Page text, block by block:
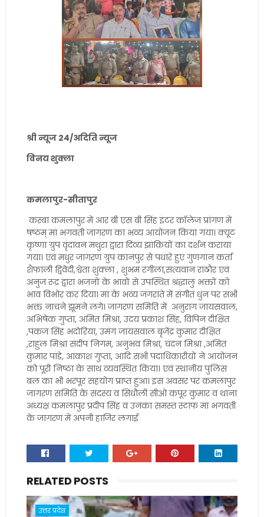
श्री न्यूज 24/अदिति न्यूज
विनय शुक्ला
कमलापुर-सीतापुर
कस्बा कमलापुर में आर बी एस बी सिंह इंटर कॉलेज प्रांगण में
षष्ठम् मां भगवती जागरण का भव्य आयोजन किया गया। क्यूट
कृष्णा ग्रुप वृंदावन मथुरा द्वारा दिव्य झांकियों का दर्शन कराया
गया। एवं मधुर जागरण ग्रुप कानपुर से पधारे हुए गुणगान कर्ता
शैफाली द्विवेदी,श्वेता शुक्ला , शुभम रंगीला,सत्यवान राठौर एवं
अनुज रूद्र द्वारा भजनों के भावों से उपस्थित श्रद्धालु भक्तों को
भाव विभोर कर दिया। मां के भव्य जगराते में संगीत धुन पर सभी
भक्त नाचने झूमने लगे। जागरण समिति में अनुराग जायसवाल,
अभिषेक गुप्ता, अमित मिश्रा, उदय प्रकाश सिंह, विपिन दीक्षित
,पंकज सिंह भदोरिया, उमंग जायसवाल बृजेंद्र कुमार दीक्षित
,राहुल मिश्रा संदीप निगम, अनुभव मिश्रा, चंदन मिश्रा ,अमित
कुमार पांडे, आकाश गुप्ता, आदि सभी पदाधिकारीयों ने आयोजन
को पूरी निष्ठा के साथ व्यवस्थित किया। एवं स्थानीय पुलिस
बल का भी भरपूर सहयोग प्राप्त हुआ। इस अवसर पर कमलापुर
जागरण समिति के सदस्य व सिधौली सीओ कपूर कुमार व थाना
अध्यक्ष कमलापुर प्रदीप सिंह व उनका समस्त स्टाफ मां भगवती
के जागरण में अपनी हाजिर लगाई
RELATED POSTS
उत्तर प्रदेश